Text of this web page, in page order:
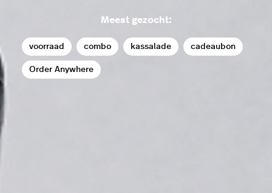
Meest gezocht:
voorraad combo kassalade cadeaubon
Order Anywhere